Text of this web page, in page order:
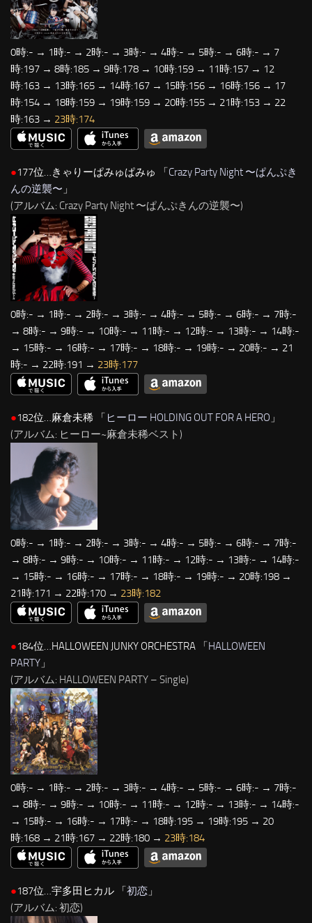
0時:- → 1時:- → 2時:- → 3時:- → 4時:- → 5時:- → 6時:- → 7
時:197 → 8時:185 → 9時:178 → 10時:159 → 11時:157 → 12
時:163 → 13時:165 → 14時:167 → 15時:156 → 16時:156 → 17
時:154 → 18時:159 → 19時:159 → 20時:155 → 21時:153 → 22
時:163 → 23時:174
●177位…きゃりーぱみゅぱみゅ 「Crazy Party Night 〜ぱんぷき
んの逆襲〜 」
(アルバム: Crazy Party Night 〜ぱんぷきんの逆襲〜)
0時:- → 1時:- → 2時:- → 3時:- → 4時:- → 5時:- → 6時:- → 7時:-
→ 8時:- → 9時:- → 10時:- → 11時:- → 12時:- → 13時:- → 14時:-
→ 15時:- → 16時:- → 17時:- → 18時:- → 19時:- → 20時:- → 21
時:- → 22時:191 → 23時:177
●182位…麻倉未稀 「 ヒーロー HOLDING OUT FOR A HERO 」
(アルバム: ヒーロー~麻倉未稀ベスト)
0時:- → 1時:- → 2時:- → 3時:- → 4時:- → 5時:- → 6時:- → 7時:-
→ 8時:- → 9時:- → 10時:- → 11時:- → 12時:- → 13時:- → 14時:-
→ 15時:- → 16時:- → 17時:- → 18時:- → 19時:- → 20時:198 →
21時:171 → 22時:170 → 23時:182
●184位…HALLOWEEN JUNKY ORCHESTRA 「HALLOWEEN
PARTY 」
(アルバム: HALLOWEEN PARTY – Single)
0時:- → 1時:- → 2時:- → 3時:- → 4時:- → 5時:- → 6時:- → 7時:-
→ 8時:- → 9時:- → 10時:- → 11時:- → 12時:- → 13時:- → 14時:-
→ 15時:- → 16時:- → 17時:- → 18時:195 → 19時:195 → 20
時:168 → 21時:167 → 22時:180 → 23時:184
●187位…宇多田ヒカル 「初恋 」
(アルバム: 初恋)